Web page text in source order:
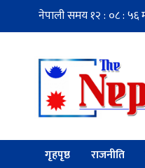
गृहपृष्ठ राजनीति